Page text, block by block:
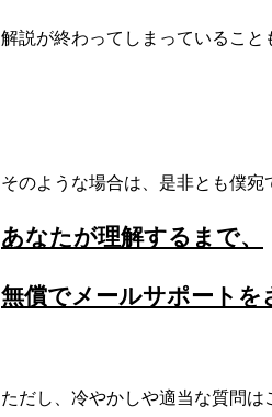
解説が終わってしまっていること
そのような場合は、是非とも僕宛
あなたが理解するまで、
無償でメールサポートを
ただし、冷やかしや適当な質問は